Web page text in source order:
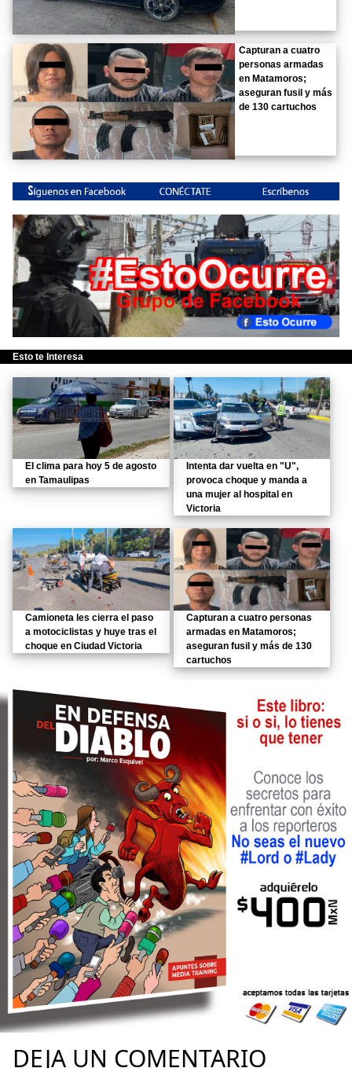
Capturan a cuatro
personas armadas
en Matamoros;
aseguran fusil y más
de 130 cartuchos
Esto te Interesa
El clima para hoy 5 de agosto
en Tamaulipas
Intenta dar vuelta en "U",
provoca choque y manda a
una mujer al hospital en
Victoria
Camioneta les cierra el paso
a motociclistas y huye tras el
choque en Ciudad Victoria
Capturan a cuatro personas
armadas en Matamoros;
aseguran fusil y más de 130
cartuchos
DEJA UN COMENTARIO